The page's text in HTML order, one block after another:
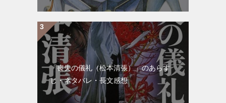
「喪失の儀礼（松本清張）」のあらす
じ・ネタバレ・長文感想